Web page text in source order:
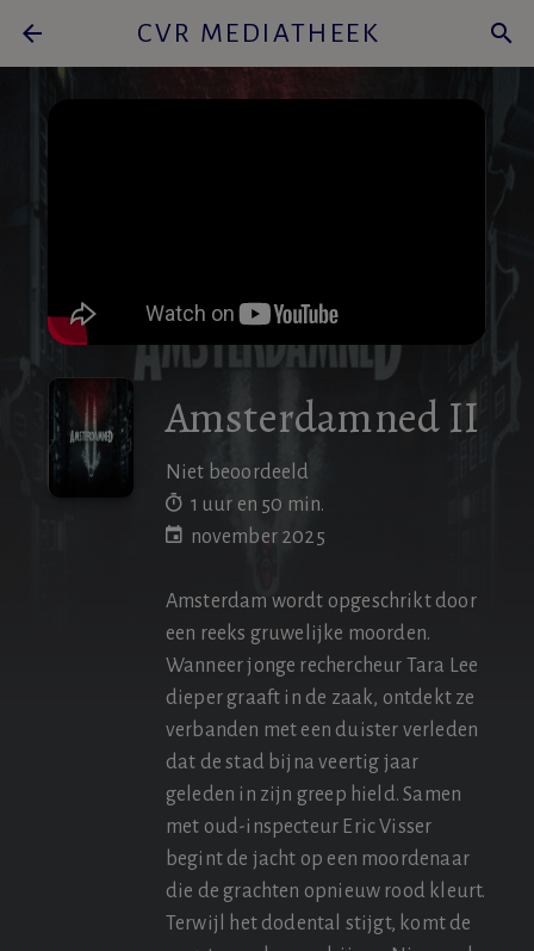
arrow_back CVR MEDIATHEEK search
Amsterdamned II
Niet beoordeeld
1 uur en 50 min.
november 2025
Amsterdam wordt opgeschrikt door
een reeks gruwelijke moorden.
Wanneer jonge rechercheur Tara Lee
dieper graaft in de zaak, ontdekt ze
verbanden met een duister verleden
dat de stad bijna veertig jaar
geleden in zijn greep hield. Samen
met oud-inspecteur Eric Visser
begint de jacht op een moordenaar
die de grachten opnieuw rood kleurt.
Terwijl het dodental stijgt, komt de